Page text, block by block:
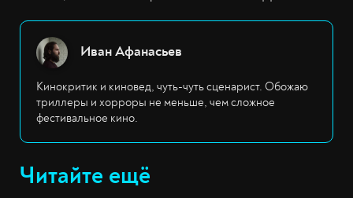
Иван Афанасьев
Кинокритик и киновед, чуть-чуть сценарист. Обожаю
триллеры и хорроры не меньше, чем сложное
фестивальное кино.
Читайте ещё